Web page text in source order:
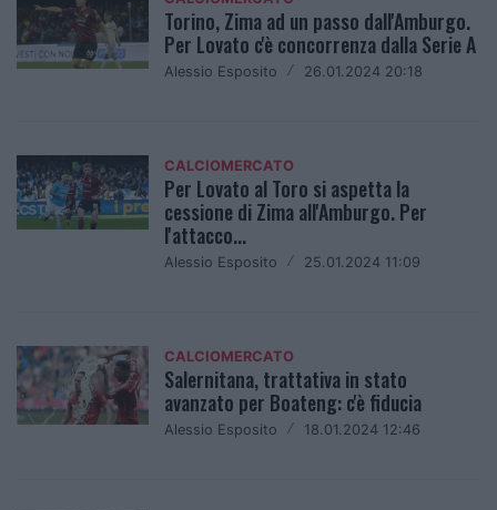
Torino, Zima ad un passo dall'Amburgo.
Per Lovato c'è concorrenza dalla Serie A
Alessio Esposito / 26.01.2024 20:18
CALCIOMERCATO
Per Lovato al Toro si aspetta la
cessione di Zima all'Amburgo. Per
l'attacco...
Alessio Esposito / 25.01.2024 11:09
CALCIOMERCATO
Salernitana, trattativa in stato
avanzato per Boateng: c'è fiducia
Alessio Esposito / 18.01.2024 12:46